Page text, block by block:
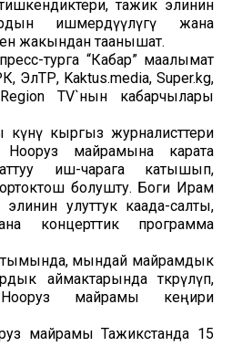
тажик элинин
ишмердүүлүгү жана
жакындан таанышат.
турга “Кабар” маалымат
ЭлТР, Kaktus.media, Super.kg,
TV`нын кабарчылары
кыргыз журналисттери
майрамына карата
иш-чарага катышып,
болушту. Боги Ирам
улуттук каада-салты,
концерттик программа
мындай майрамдык
аймактарында өткөрүлүп,
майрамы кеңири
майрамы Тажикстанда 15